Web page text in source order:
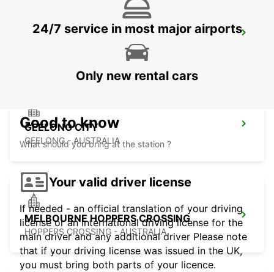
BALLARAT CITY
GEELONG CITY
GEELONG - AUSTRALIA
MELBOURNE HOPPERS CROSSING
HOPPERS CROSSING - AUSTRALIA
24/7 service in most major airports
Only new rental cars
Good to know
What should you bring at the station ?
Your valid driver license
If needed - an official translation of your driving
license or an international driving license for the
main driver and any additional driver Please note
that if your driving license was issued in the UK,
you must bring both parts of your licence.